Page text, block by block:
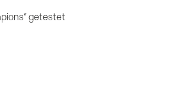
KI x B2B
getestet